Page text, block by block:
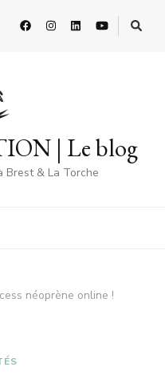
| Le blog
Brest & La Torche
néoprène online !